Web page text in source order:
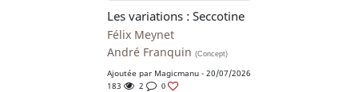
Les variations : Seccotine
Félix Meynet
André Franquin (Concept)
Ajoutée par Magicmanu - 20/07/2026
183
2 0